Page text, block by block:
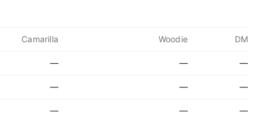
Camarilla Woodie DM
— — —
— — —
— — —